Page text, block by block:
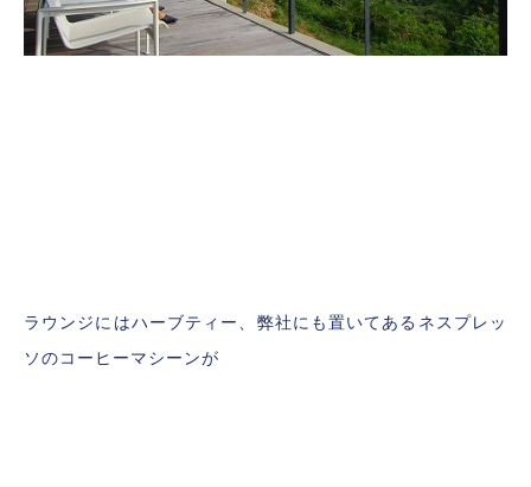
ラウンジにはハーブティー、弊社にも置いてあるネスプレッ
ソのコーヒーマシーンが